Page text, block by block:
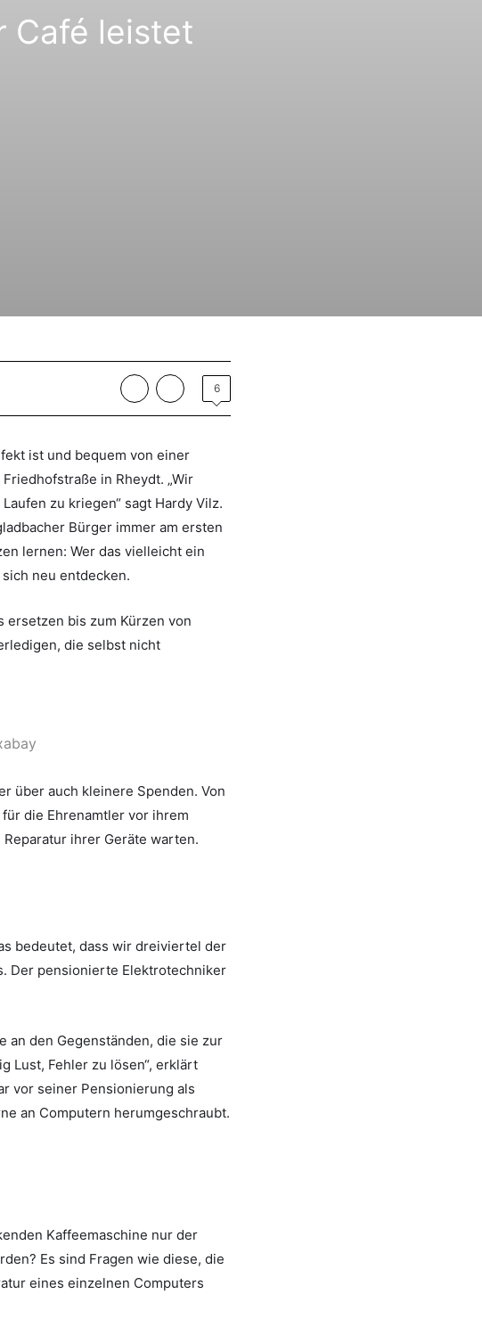
Café leistet
6
ist und bequem von einer
in Rheydt. „Wir
zu kriegen“ sagt Hardy Vilz.
Bürger immer am ersten
lernen: Wer das vielleicht ein
neu entdecken.
ersetzen bis zum Kürzen von
die selbst nicht
über auch kleinere Spenden. Von
die Ehrenamtler vor ihrem
ihrer Geräte warten.
bedeutet, dass wir dreiviertel der
Der pensionierte Elektrotechniker
an den Gegenständen, die sie zur
Lust, Fehler zu lösen“, erklärt
vor seiner Pensionierung als
an Computern herumgeschraubt.
Kaffeemaschine nur der
Es sind Fragen wie diese, die
eines einzelnen Computers